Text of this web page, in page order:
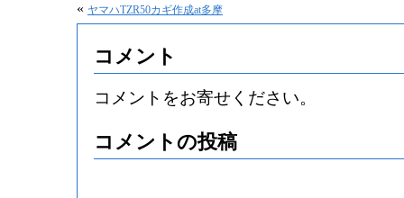
« ヤマハTZR50カギ作成at多摩
コメント
コメントをお寄せください。
コメントの投稿